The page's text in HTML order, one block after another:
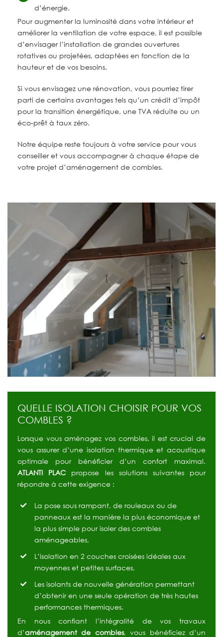
d’énergie.
Pour augmenter la luminosité dans votre intérieur et
améliorer la ventilation de votre espace, il est possible
d’envisager l’installation de grandes ouvertures
rotatives ou projetées, adaptées en fonction de la
hauteur et de vos besoins.
Si vous envisagez une rénovation, vous pourriez tirer
parti de certains avantages tels qu’un crédit d’impôt
pour la transition énergétique, une TVA réduite ou un
éco-prêt à taux zéro.
Notre équipe reste toujours à votre service pour vous
conseiller et vous accompagner à chaque étape de
votre projet d’aménagement de combles.
QUELLE ISOLATION CHOISIR POUR VOS
COMBLES ?
Lorsque vous aménagez vos combles, il est crucial de
vous assurer d’une isolation thermique et acoustique
optimale pour bénéficier d’un confort maximal.
ATLANTI PLAC propose les solutions suivantes pour
répondre à cette exigence :
La pose sous rampant, de rouleaux ou de
panneaux est la manière la plus économique et
la plus simple pour isoler des combles
aménageables,
L’isolation en 2 couches croisées idéales aux
moyennes et petites surfaces,
Les isolants de nouvelle génération permettant
d’obtenir en une seule opération de très hautes
performances thermiques.
En nous confiant l’intégralité de vos travaux
d’aménagement de combles, vous bénéficiez d’un